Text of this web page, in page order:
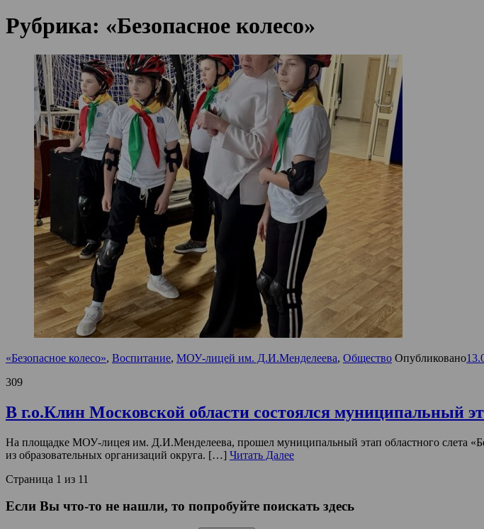
Рубрика: «Безопасное колесо»
«Безопасное колесо», Воспитание, МОУ-лицей им. Д.И.Менделеева, Общество Опубликовано
309
В г.о.Клин Московской области состоялся муниципальный
На площадке МОУ-лицея им. Д.И.Менделеева, прошел муниципальный этап областного слета
из образовательных организаций округа. […] Читать Далее
Страница 1 из 11
Если Вы что-то не нашли, то попробуйте поискать здесь